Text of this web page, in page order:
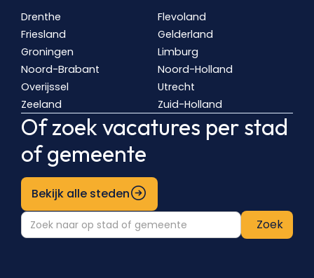
Drenthe
Flevoland
Friesland
Gelderland
Groningen
Limburg
Noord-Brabant
Noord-Holland
Overijssel
Utrecht
Zeeland
Zuid-Holland
Of zoek vacatures per stad
of gemeente
Bekijk alle steden